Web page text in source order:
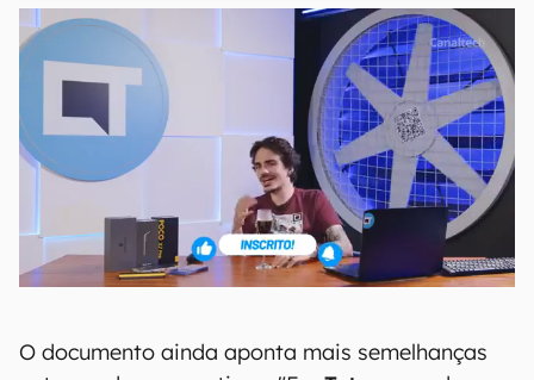
O documento ainda aponta mais semelhanças